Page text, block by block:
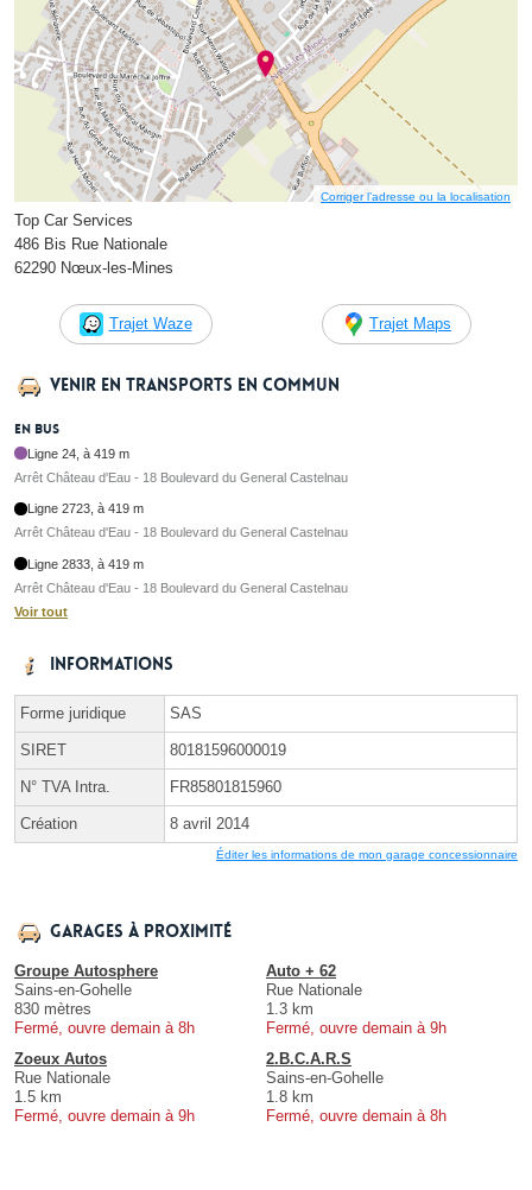
Corriger l’adresse ou la localisation
Top Car Services
486 Bis Rue Nationale
62290 Nœux-les-Mines
Trajet Waze Trajet Maps
Venir en transports en commun
En bus
Ligne 24, à 419 m
Arrêt Château d'Eau - 18 Boulevard du General Castelnau
Ligne 2723, à 419 m
Arrêt Château d'Eau - 18 Boulevard du General Castelnau
Ligne 2833, à 419 m
Arrêt Château d'Eau - 18 Boulevard du General Castelnau
Voir tout
Informations
Forme juridique SAS
SIRET 80181596000019
N° TVA Intra. FR85801815960
Création 8 avril 2014
Éditer les informations de mon garage concessionnaire
Garages à proximité
Groupe Autosphere
Sains-en-Gohelle
830 mètres
Fermé, ouvre demain à 8h
Auto + 62
Rue Nationale
1.3 km
Fermé, ouvre demain à 9h
Zoeux Autos
Rue Nationale
1.5 km
Fermé, ouvre demain à 9h
2.B.C.A.R.S
Sains-en-Gohelle
1.8 km
Fermé, ouvre demain à 8h